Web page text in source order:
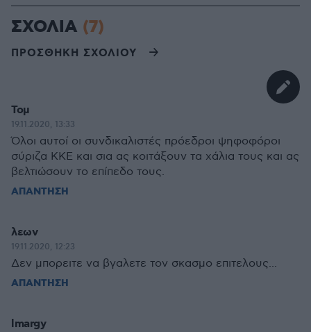
ΣΧΟΛΙΑ (7)
ΠΡΟΣΘΗΚΗ ΣΧΟΛΙΟΥ
Τομ
19.11.2020, 13:33
Όλοι αυτοί οι συνδικαλιστές πρόεδροι ψηφοφόροι
σύριζα ΚΚΕ και σια ας κοιτάξουν τα χάλια τους και ας
βελτιώσουν το επίπεδο τους.
ΑΠΑΝΤΗΣΗ
λεων
19.11.2020, 12:23
Δεν μπορειτε να βγαλετε τον σκασμο επιτελους...
ΑΠΑΝΤΗΣΗ
lmargy